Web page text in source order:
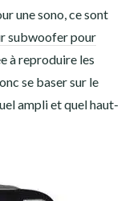
une sono, ce sont
subwoofer pour
à reproduire les
se baser sur le
ampli et quel haut-